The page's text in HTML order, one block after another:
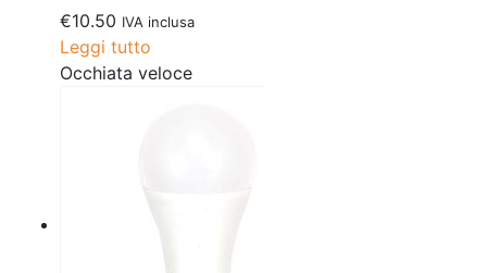
€10.50 IVA inclusa
Leggi tutto
Occhiata veloce